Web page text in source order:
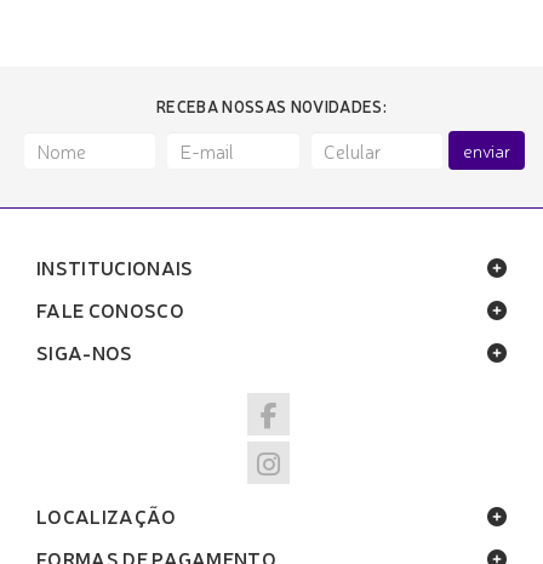
RECEBA NOSSAS NOVIDADES:
enviar
INSTITUCIONAIS
FALE CONOSCO
SIGA-NOS
LOCALIZAÇÃO
FORMAS DE PAGAMENTO